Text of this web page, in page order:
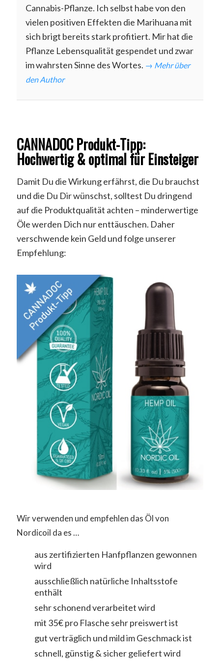
Cannabis-Pflanze. Ich selbst habe von den
vielen positiven Effekten die Marihuana mit
sich brigt bereits stark profitiert. Mir hat die
Pflanze Lebensqualität gespendet und zwar
im wahrsten Sinne des Wortes. → Mehr über
den Author
CANNADOC Produkt-Tipp:
Hochwertig & optimal für Einsteiger
Damit Du die Wirkung erfährst, die Du brauchst
und die Du Dir wünschst, solltest Du dringend
auf die Produktqualität achten – minderwertige
Öle werden Dich nur enttäuschen. Daher
verschwende kein Geld und folge unserer
Empfehlung:
Wir verwenden und empfehlen das Öl von
Nordicoil da es …
aus zertifizierten Hanfpflanzen gewonnen
wird
ausschließlich natürliche Inhaltsstofe
enthält
sehr schonend verarbeitet wird
mit 35€ pro Flasche sehr preiswert ist
gut verträglich und mild im Geschmack ist
schnell, günstig & sicher geliefert wird